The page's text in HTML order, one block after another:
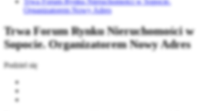
Organizatorem Nowy Adres
Trwa Forum Rynku Nieruchomości w
Sopocie. Organizatorem Nowy Adres
Podziel się